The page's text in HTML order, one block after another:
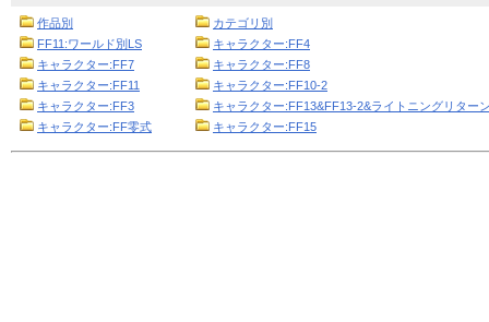
作品別
カテゴリ別
FF11:ワールド別LS
キャラクター:FF4
キャラクター:FF7
キャラクター:FF8
キャラクター:FF11
キャラクター:FF10-2
キャラクター:FF3
キャラクター:FF13&FF13-2&ライトニングリター
キャラクター:FF零式
キャラクター:FF15